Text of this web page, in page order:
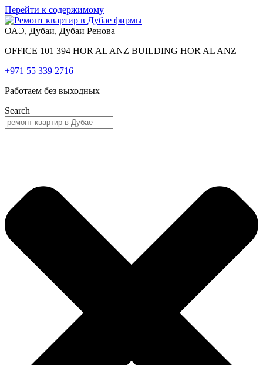
Перейти к содержимому
ОАЭ, Дубаи, Дубаи Ренова
OFFICE 101 394 HOR AL ANZ BUILDING HOR AL ANZ
+971 55 339 2716
Работаем без выходных
Search